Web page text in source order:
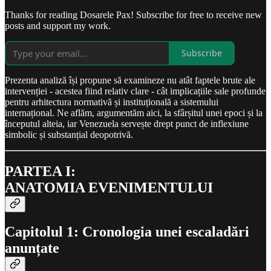
Thanks for reading Dosarele Pax! Subscribe for free to receive new
posts and support my work.
Subscribe
Prezenta analiză își propune să examineze nu atât faptele brute ale
intervenției - acestea fiind relativ clare - cât implicațiile sale profunde
pentru arhitectura normativă și instituțională a sistemului
internațional. Ne aflăm, argumentăm aici, la sfârșitul unei epoci și la
începutul alteia, iar Venezuela servește drept punct de inflexiune
simbolic și substanțial deopotrivă.
PARTEA I:
ANATOMIA EVENIMENTULUI
Capitolul 1: Cronologia unei escaladări
anunțate